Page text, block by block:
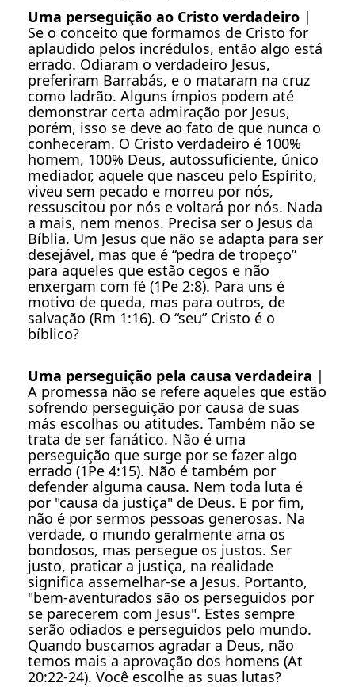
Uma perseguição ao Cristo verdadeiro |
Se o conceito que formamos de Cristo for
aplaudido pelos incrédulos, então algo está
errado. Odiaram o verdadeiro Jesus,
preferiram Barrabás, e o mataram na cruz
como ladrão. Alguns ímpios podem até
demonstrar certa admiração por Jesus,
porém, isso se deve ao fato de que nunca o
conheceram. O Cristo verdadeiro é 100%
homem, 100% Deus, autossuficiente, único
mediador, aquele que nasceu pelo Espírito,
viveu sem pecado e morreu por nós,
ressuscitou por nós e voltará por nós. Nada
a mais, nem menos. Precisa ser o Jesus da
Bíblia. Um Jesus que não se adapta para ser
desejável, mas que é “pedra de tropeço”
para aqueles que estão cegos e não
enxergam com fé (1Pe 2:8). Para uns é
motivo de queda, mas para outros, de
salvação (Rm 1:16). O “seu” Cristo é o
bíblico?
Uma perseguição pela causa verdadeira |
A promessa não se refere aqueles que estão
sofrendo perseguição por causa de suas
más escolhas ou atitudes. Também não se
trata de ser fanático. Não é uma
perseguição que surge por se fazer algo
errado (1Pe 4:15). Não é também por
defender alguma causa. Nem toda luta é
por "causa da justiça" de Deus. E por fim,
não é por sermos pessoas generosas. Na
verdade, o mundo geralmente ama os
bondosos, mas persegue os justos. Ser
justo, praticar a justiça, na realidade
significa assemelhar-se a Jesus. Portanto,
"bem-aventurados são os perseguidos por
se parecerem com Jesus". Estes sempre
serão odiados e perseguidos pelo mundo.
Quando buscamos agradar a Deus, não
temos mais a aprovação dos homens (At
20:22-24). Você escolhe as suas lutas?